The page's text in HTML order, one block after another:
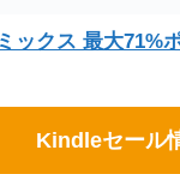
ックス 最大71%
Kindleセール